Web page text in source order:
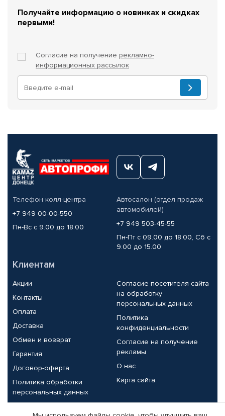
Получайте информацию о новинках и скидках
первыми!
Согласие на получение рекламно-
информационных рассылок
Телефон колл-центра
+7 949 00-00-550
Пн-Вс с 9.00 до 18.00
Автосалон (отдел продаж
автомобилей)
+7 949 503-45-55
Пн-Пт с 09.00 до 18.00, Сб с
9.00 до 15.00
Клиентам
Акции
Контакты
Оплата
Доставка
Обмен и возврат
Гарантия
Договор-оферта
Политика обработки
персональных данных
Согласие посетителя сайта
на обработку
персональных данных
Политика
конфиденциальности
Согласие на получение
рекламы
О нас
Карта сайта